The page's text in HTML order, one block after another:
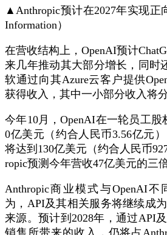
▲Anthropic预计在2027年实现正
Information）
在营收结构上，OpenAI预计
来几年推动其大部分增长，同时
软通过向其Azure云客户提供
获得收入，其中一小部分收入将分
今年10月，OpenAI在一轮员工股
0亿美元（约合人民币3.56亿元
将达到130亿美元（约合人民币
ropic预测今年营收47亿美元的三倍
Anthropic商业模式与OpenAI不
为，API及其相关服务将继续成
来源。预计到2028年，通过API
销售所带来的收入，仍将占